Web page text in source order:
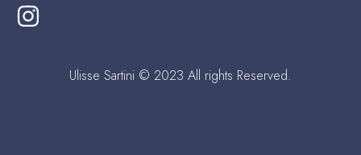
Ulisse Sartini © 2023 All rights Reserved.